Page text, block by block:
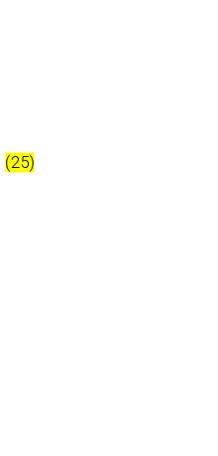
(25)